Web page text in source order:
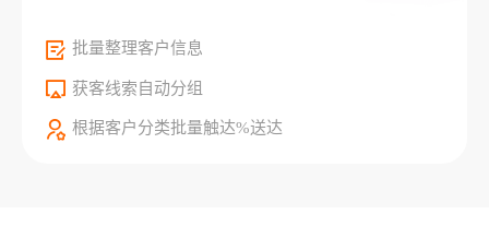
批量整理客户信息
获客线索自动分组
根据客户分类批量触达%送达